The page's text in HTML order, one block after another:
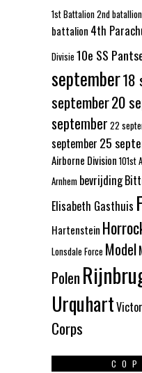
1st Battalion2nd batallion
battalion 4th
Divisie 10e SS
september18
september20
september 22
september 25
Airborne Division 101st
Arnhem bevrijding
Elisabeth Gasthuis
Hartenstein
Lonsdale Force Model
Polen
Urquhart
Corps